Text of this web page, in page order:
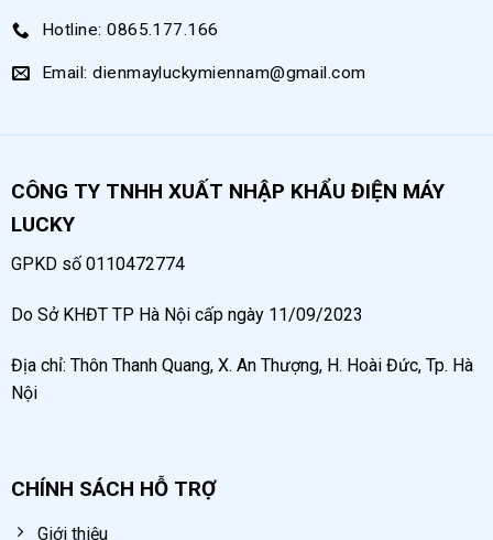
Thiết kế tối ưu, đảm bảo an toàn
tích, gia công chi tiết đến từng mối hàn. Ngoài ra,
máy được trang bị thêm lớp sơn tĩnh điện màu cam
cao cấp vừa chống gỉ sét. Hệ thống van an toàn,
Các phụ kiện đi kèm như:
Hotline: 0865.177.166
Email: dienmayluckymiennam@gmail.com
CÔNG TY TNHH XUẤT NHẬP KHẨU ĐIỆN MÁY
LUCKY
GPKD số 0110472774
Do Sở KHĐT TP Hà Nội cấp ngày 11/09/2023
Địa chỉ: Thôn Thanh Quang, X. An Thượng, H. Hoài Đức, Tp. Hà
Nội
CHÍNH SÁCH HỖ TRỢ
Giới thiệu